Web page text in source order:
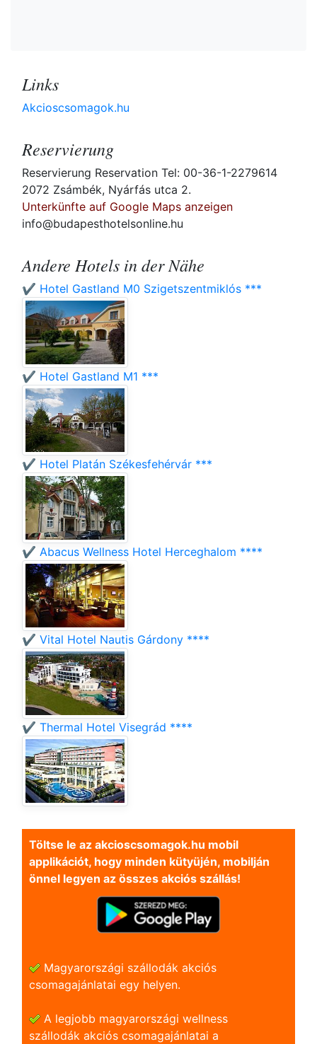
Links
Akcioscsomagok.hu
Reservierung
Reservierung Reservation Tel: 00-36-1-2279614
2072 Zsámbék, Nyárfás utca 2.
Unterkünfte auf Google Maps anzeigen
info@budapesthotelsonline.hu
Andere Hotels in der Nähe
✔️ Hotel Gastland M0 Szigetszentmiklós ***
✔️ Hotel Gastland M1 ***
✔️ Hotel Platán Székesfehérvár ***
✔️ Abacus Wellness Hotel Herceghalom ****
✔️ Vital Hotel Nautis Gárdony ****
✔️ Thermal Hotel Visegrád ****
Töltse le az akcioscsomagok.hu mobil
applikációt, hogy minden kütyüjén, mobilján
önnel legyen az összes akciós szállás!
Magyarországi szállodák akciós
csomagajánlatai egy helyen.
A legjobb magyarországi wellness
szállodák akciós csomagajánlatai a